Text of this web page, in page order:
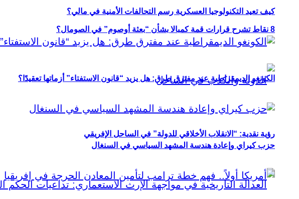
8 نقاط تشرح قرارات قمة كمبالا بشأن “بعثة أوصوم” في الصومال؟
رؤية نقدية: “الانقلاب الأخلاقي للدولة” في الساحل الإفريقي
كيف تعيد التكنولوجيا العسكرية رسم التحالفات الأمنية في مالي؟
الكونغو الديمقراطية عند مفترق طرق: هل يزيد “قانون الاستفتاء” أزماتها تعقيدًا؟
حزب كيراي وإعادة هندسة المشهد السياسي في السنغال